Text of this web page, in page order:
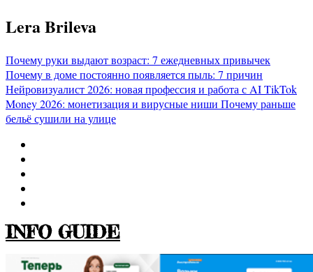
Перейти
к
Lera Brileva
Почему руки выдают возраст: 7 ежедневных привычек
Почему в доме постоянно появляется пыль: 7 причин
Нейровизуалист 2026: новая профессия и работа с AITikTok
Money 2026: монетизация и вирусные ниши Почему раньше
бельё сушили на улице
INFO GUIDE